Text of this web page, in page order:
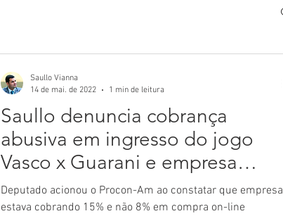
Saullo denuncia cobrança
abusiva em ingresso do jogo
Vasco x Guarani e empresa
corrige o valor
Deputado acionou o Procon-Am ao constatar que empresa
estava cobrando 15% e não 8% em compra on-line
Saullo Vianna
14 de mai. de 2022
1 min de leitura